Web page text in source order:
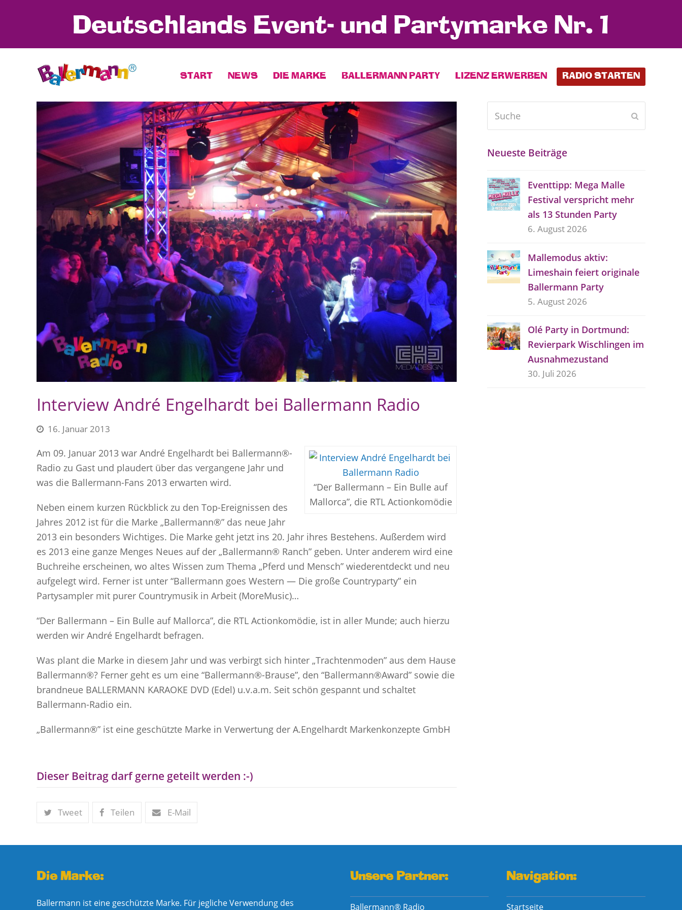
Deutschlands Event- und Partymarke Nr. 1
START NEWS DIE MARKE BALLERMANN PARTY LIZENZ ERWERBEN RADIO STARTEN
Interview André Engelhardt bei Ballermann Radio
16. Januar 2013
“Der Ballermann – Ein Bulle auf
Mallorca”, die RTL Actionkomödie
Am 09. Januar 2013 war André Engelhardt bei Ballermann®-
Radio zu Gast und plaudert über das vergangene Jahr und
was die Ballermann-Fans 2013 erwarten wird.
Neben einem kurzen Rückblick zu den Top-Ereignissen des
Jahres 2012 ist für die Marke „Ballermann®” das neue Jahr
2013 ein besonders Wichtiges. Die Marke geht jetzt ins 20. Jahr ihres Bestehens. Außerdem wird
es 2013 eine ganze Menges Neues auf der „Ballermann® Ranch” geben. Unter anderem wird eine
Buchreihe erscheinen, wo altes Wissen zum Thema „Pferd und Mensch” wiederentdeckt und neu
aufgelegt wird. Ferner ist unter “Ballermann goes Western — Die große Countryparty” ein
Partysampler mit purer Countrymusik in Arbeit (MoreMusic)…
“Der Ballermann – Ein Bulle auf Mallorca”, die RTL Actionkomödie, ist in aller Munde; auch hierzu
werden wir André Engelhardt befragen.
Was plant die Marke in diesem Jahr und was verbirgt sich hinter „Trachtenmoden” aus dem Hause
Ballermann®? Ferner geht es um eine “Ballermann®-Brause”, den “Ballermann®Award” sowie die
brandneue BALLERMANN KARAOKE DVD (Edel) u.v.a.m. Seit schön gespannt und schaltet
Ballermann-Radio ein.
„Ballermann®” ist eine geschützte Marke in Verwertung der A.Engelhardt Markenkonzepte GmbH
Dieser Beitrag darf gerne geteilt werden :-)
Tweet Teilen E-Mail
Neueste Beiträge
Eventtipp: Mega Malle
Festival verspricht mehr
als 13 Stunden Party
6. August 2026
Mallemodus aktiv:
Limeshain feiert originale
Ballermann Party
5. August 2026
Olé Party in Dortmund:
Revierpark Wischlingen im
Ausnahmezustand
30. Juli 2026
Die Marke:
Ballermann ist eine geschützte Marke. Für jegliche Verwendung des
Unsere Partner:
Ballermann® Radio
Navigation:
Startseite